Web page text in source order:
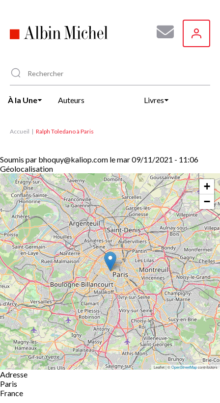
principal
À la Une Auteurs Livres
Accueil Ralph Toledano à Paris
Soumis par bhoquy@kaliop.com lemar 09/11/2021 - 11:06
Géolocalisation
+
−
Leaflet | ©OpenStreetMapcontributors
Adresse
Paris
France